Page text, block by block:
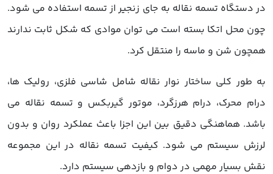
در دستگاه تسمه نقاله به جای زنجیر از تسمه استفاده می شود.
چون محل اتکا بسته است می توان موادی که شکل ثابت ندارند
همچون شن و ماسه را منتقل کرد.
به طور کلی ساختار نوار نقاله شامل شاسی فلزی، رولیک ها،
درام محرک، درام هرزگرد، موتور گیربکس و تسمه نقاله می
باشد. هماهنگی دقیق بین این اجزا باعث عملکرد روان و بدون
لرزش سیستم می شود. کیفیت تسمه نقاله در این مجموعه
نقش بسیار مهمی در دوام و بازدهی سیستم دارد.